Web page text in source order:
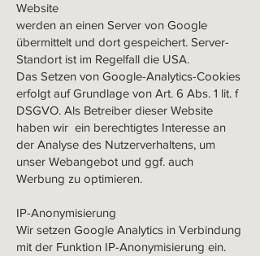
Website
werden an einen Server von Google
übermittelt und dort gespeichert. Server-
Standort ist im Regelfall die USA.
Das Setzen von Google-Analytics-Cookies
erfolgt auf Grundlage von Art. 6 Abs. 1 lit. f
DSGVO. Als Betreiber dieser Website
haben wir ein berechtigtes Interesse an
der Analyse des Nutzerverhaltens, um
unser Webangebot und ggf. auch
Werbung zu optimieren.
IP-Anonymisierung
Wir setzen Google Analytics in Verbindung
mit der Funktion IP-Anonymisierung ein.